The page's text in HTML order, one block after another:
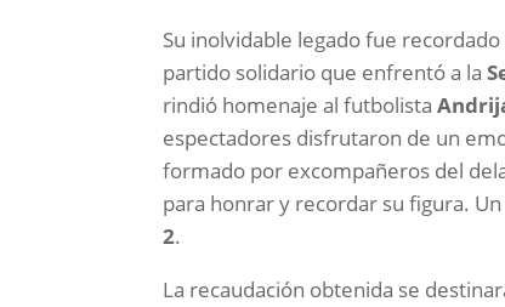
Su inolvidable legado fue
partido solidario que enfrentó a la
rindió homenaje al futbolista
espectadores disfrutaron de un
formado por excompañeros del
para honrar y recordar su figura.
2.
La recaudación obtenida se